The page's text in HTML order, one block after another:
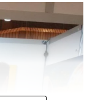
вкольорах.